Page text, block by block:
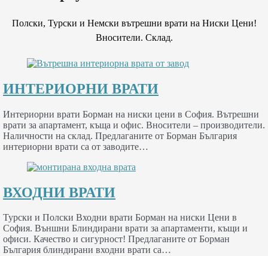
Полски, Турски и Немски вътрешни врати на Ниски Цени!
Вносители. Склад.
ИНТЕРИОРНИ ВРАТИ
Интериорни врати Борман на ниски цени в София. Вътрешни
врати за апартамент, къща и офис. Вносители – производители.
Наличности на склад. Предлаганите от Борман България
интериорни врати са от заводите…
ВХОДНИ ВРАТИ
Турски и Полски Входни врати Борман на ниски Цени в
София. Външни Блиндирани врати за апартаменти, къщи и
офиси. Качество и сигурност! Предлаганите от Борман
България блиндирани входни врати са…